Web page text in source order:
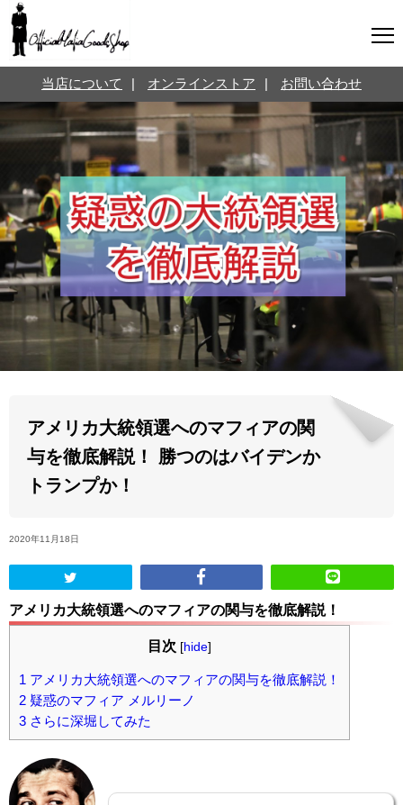
Twitterはこちら @jpmeyerlanskytm
カテゴリ
お知らせ マフィアの小話
三分で学ぶマフィア暗黒史 名言・悩み相談
映画・ドラマ紹介 映画雑学
ABOUT US
当店の紹介
オンラインストア
お問い合わせ
当店について オンラインストア お問い合わせ
アメリカ大統領選へのマフィアの関
与を徹底解説！ 勝つのはバイデンか
トランプか！
2020年11月18日
アメリカ大統領選へのマフィアの関与を徹底解説！
目次 [hide]
1 アメリカ大統領選へのマフィアの関与を徹底解説！
2 疑惑のマフィア メルリーノ
3 さらに深堀してみた
オンラインストア
お問い合わせ
言葉のお医者さん